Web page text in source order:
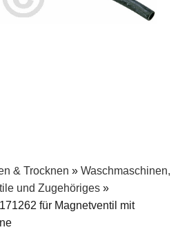
& Trocknen » Waschmaschinen,
und Zugehöriges »
für Magnetventil mit